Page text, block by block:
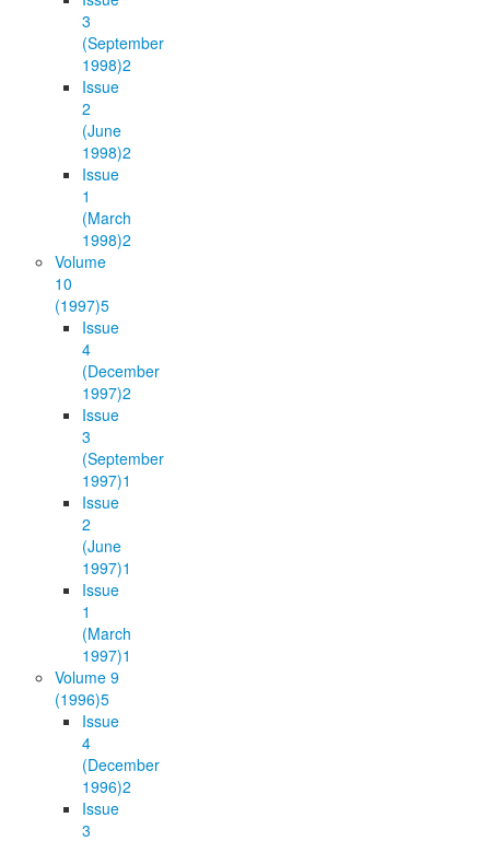
3
(September
1998)2
Issue
2
(June
1998)2
Issue
1
(March
1998)2
Volume
10
(1997)5
Issue
4
(December
1997)2
Issue
3
(September
1997)1
Issue
2
(June
1997)1
Issue
1
(March
1997)1
Volume 9
(1996)5
Issue
4
(December
1996)2
Issue
3